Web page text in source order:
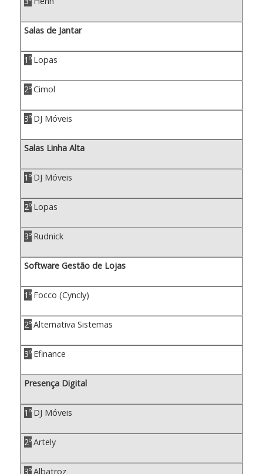
Salas de Jantar
1º Lopas
2ºCimol
3º DJ Móveis
Salas Linha Alta
1º DJ Móveis
2º Lopas
3º Rudnick
Software Gestão de Lojas
1º Focco (Cyncly)
2ºAlternativa Sistemas
3º Efinance
Presença Digital
1º DJ Móveis
2ºArtely
3ºAlbatroz